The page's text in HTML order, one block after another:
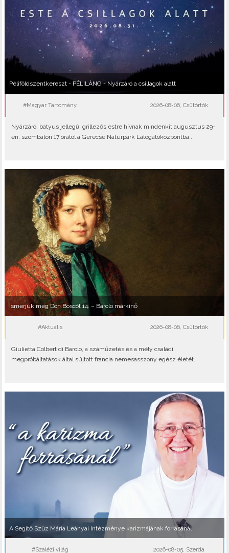
Péliföldszentkereszt - PÉLILÁNG - Nyárzáró a csillagok alatt
#Magyar Tartomány 2026-08-06, Csütörtök
Nyárzáró, batyus jellegű, grillezős estre hívnak mindenkit augusztus 29-
én, szombaton 17 órától a Gerecse Natúrpark Látogatóközpontba..
Ismerjük meg Don Boscót 14. – Barolo márkinő
#Aktuális 2026-08-06, Csütörtök
Giulietta Colbert di Barolo, a száműzetés és a mély családi
megpróbáltatások által sújtott francia nemesasszony egész életét..
A Segítő Szűz Mária Leányai Intézménye karizmájának forrásánál
#Szalézi világ 2026-08-05, Szerda